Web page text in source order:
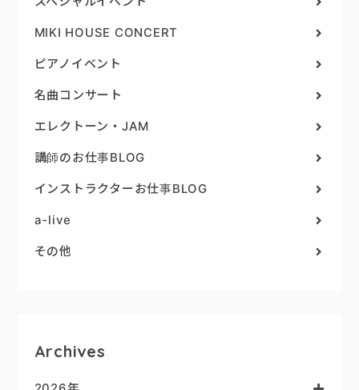
MIKI HOUSE CONCERT
ピアノイベント
名曲コンサート
エレクトーン・JAM
講師のお仕事BLOG
インストラクターお仕事BLOG
a-live
その他
Archives